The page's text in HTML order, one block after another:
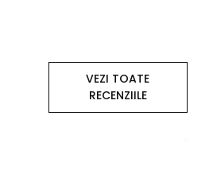
VEZI TOATE
RECENZIILE